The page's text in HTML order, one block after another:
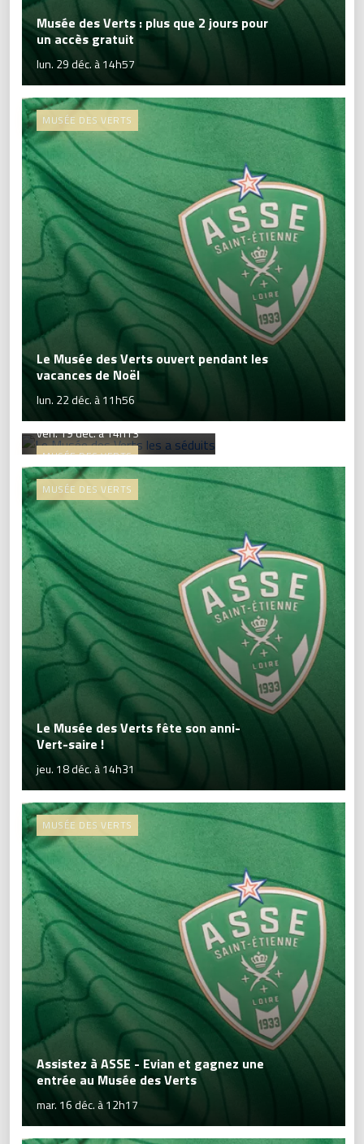
Musée des Verts : plus que 2 jours pour
un accès gratuit
lun. 29 déc. à 14h57
MUSÉE DES VERTS
Le Musée des Verts ouvert pendant les
vacances de Noël
lun. 22 déc. à 11h56
MUSÉE DES VERTS
Le Musée des Verts les a séduits
ven. 19 déc. à 14h13
MUSÉE DES VERTS
Le Musée des Verts fête son anni-
Vert-saire !
jeu. 18 déc. à 14h31
MUSÉE DES VERTS
Assistez à ASSE - Evian et gagnez une
entrée au Musée des Verts
mar. 16 déc. à 12h17